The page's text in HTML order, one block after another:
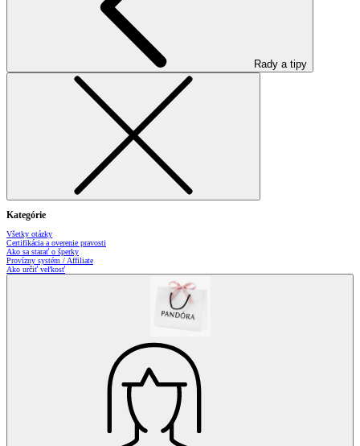
Rady a tipy
Kategórie
Všetky otázky
Certifikácia a overenie pravosti
Ako sa starať o šperky
Provízny systém / Affiliate
Ako určiť veľkosť